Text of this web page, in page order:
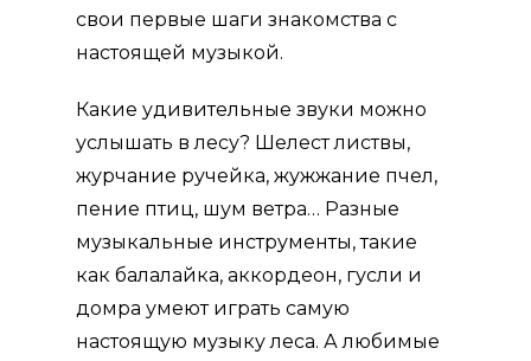
свои первые шаги знакомства с
настоящей музыкой.
Какие удивительные звуки можно
услышать в лесу? Шелест листвы,
журчание ручейка, жужжание пчел,
пение птиц, шум ветра… Разные
музыкальные инструменты, такие
как балалайка, аккордеон, гусли и
домра умеют играть самую
настоящую музыку леса. А любимые